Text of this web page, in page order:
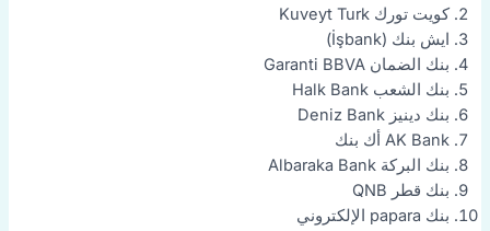
كويت تورك Kuveyt Turk
ايش بنك (İşbank)
بنك الضمان Garanti BBVA
بنك الشعب Halk Bank
بنك دينيز Deniz Bank
AK Bank أك بنك
بنك البركة Albaraka Bank
بنك قطر QNB
بنك papara الإلكتروني